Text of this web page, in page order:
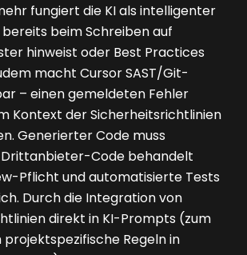
fungiert die KI als intelligenter
beim Schreiben auf
hinweist oder Best Practices
macht Cursor SAST/Git-
– einen gemeldeten Fehler
Kontext der Sicherheitsrichtlinien
Generierter Code muss
Drittanbieter-Code behandelt
Pflicht und automatisierte Tests
Durch die Integration von
direkt in KI-Prompts (zum
projektspezifische Regeln in